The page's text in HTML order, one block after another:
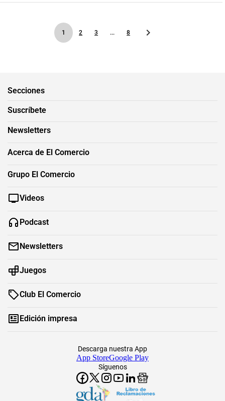
1 2 3 ... 8
Secciones
Suscríbete
Newsletters
Acerca de El Comercio
Grupo El Comercio
Videos
Podcast
Newsletters
Juegos
Club El Comercio
Edición impresa
Síguenos
Descarga nuestra App
App StoreGoogle Play